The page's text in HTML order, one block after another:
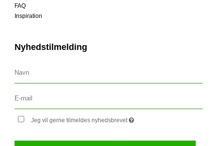
FAQ
Inspiration
Nyhedstilmelding
Jeg vil gerne tilmeldes nyhedsbrevet